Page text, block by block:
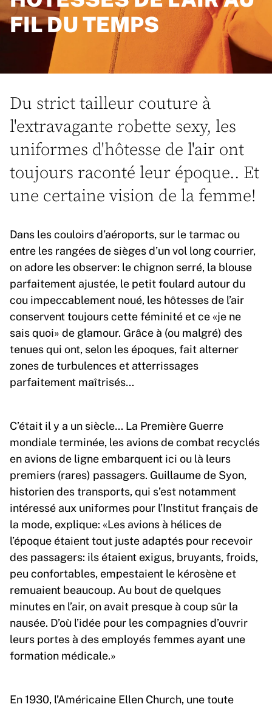
FIL DU TEMPS
Du strict tailleur couture à
l'extravagante robette sexy, les
uniformes d'hôtesse de l'air ont
toujours raconté leur époque.. Et
une certaine vision de la femme!
Dans les couloirs d’aéroports, sur le tarmac ou
entre les rangées de sièges d’un vol long courrier,
on adore les observer: le chignon serré, la blouse
parfaitement ajustée, le petit foulard autour du
cou impeccablement noué, les hôtesses de l’air
conservent toujours cette féminité et ce «je ne
sais quoi» de glamour. Grâce à (ou malgré) des
tenues qui ont, selon les époques, fait alterner
zones de turbulences et atterrissages
parfaitement maîtrisés…
C’était il y a un siècle… La Première Guerre
mondiale terminée, les avions de combat recyclés
en avions de ligne embarquent ici ou là leurs
premiers (rares) passagers. Guillaume de Syon,
historien des transports, qui s’est notamment
intéressé aux uniformes pour l’Institut français de
la mode, explique: «Les avions à hélices de
l’époque étaient tout juste adaptés pour recevoir
des passagers: ils étaient exigus, bruyants, froids,
peu confortables, empestaient le kérosène et
remuaient beaucoup. Au bout de quelques
minutes en l’air, on avait presque à coup sûr la
nausée. D’où l’idée pour les compagnies d’ouvrir
leurs portes à des employés femmes ayant une
formation médicale.»
En 1930, l’Américaine Ellen Church, une toute